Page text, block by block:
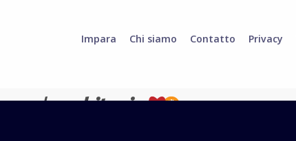
Impara Chi siamo Contatto Privacy